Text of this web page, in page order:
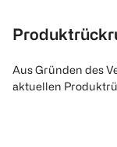
Aus Gründen des
aktuellen